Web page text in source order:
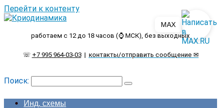
Перейти к контенту
работаем с 12 до 18 часов (⌚ МСК), без выходных
☏ +7 995 964-03-03| контакты/отправить сообщение ✉
Поиск:
Инд. схемы
MAX